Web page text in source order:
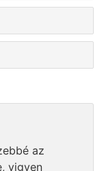
az
vigyen